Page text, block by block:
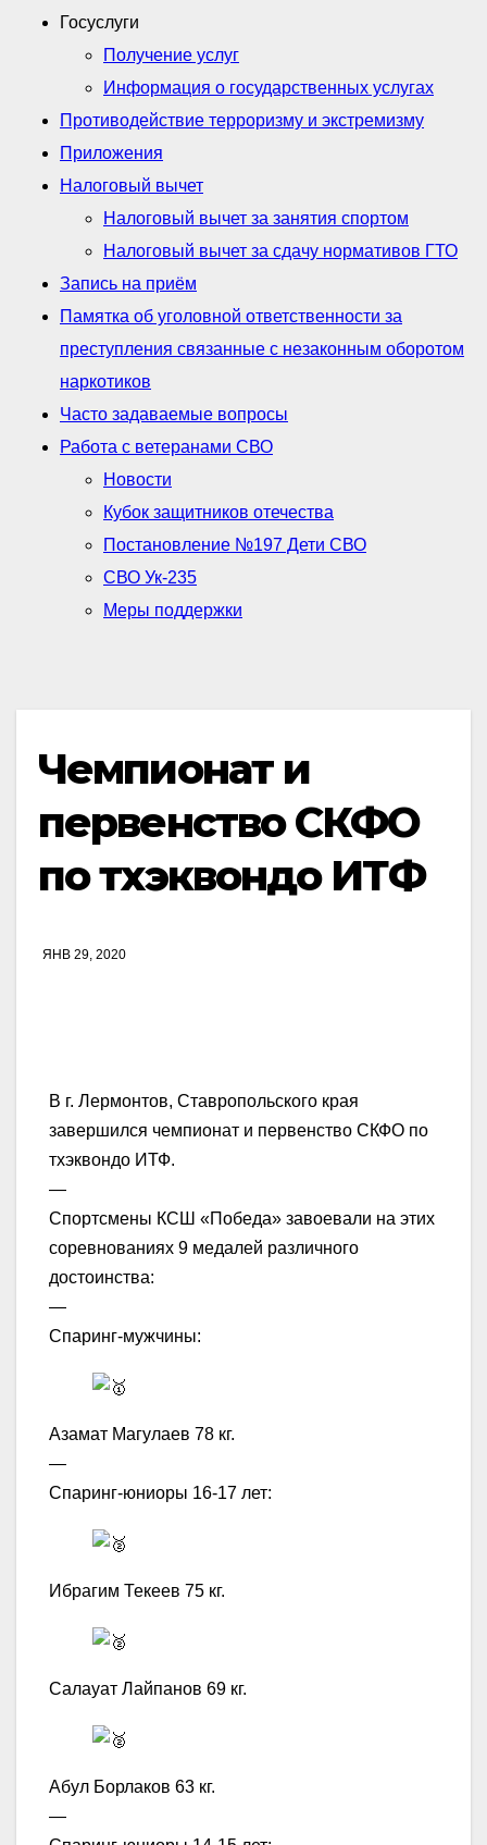
Госуслуги
Получение услуг
Информация о государственных услугах
Противодействие терроризму и экстремизму
Приложения
Налоговый вычет
Налоговый вычет за занятия спортом
Налоговый вычет за сдачу нормативов ГТО
Запись на приём
Памятка об уголовной ответственности за
преступления связанные с незаконным оборотом
наркотиков
Часто задаваемые вопросы
Работа с ветеранами СВО
Новости
Кубок защитников отечества
Постановление №197 Дети СВО
СВО Ук-235
Меры поддержки
Чемпионат и
первенство СКФО
по тхэквондо ИТФ
ЯНВ 29, 2020
В г. Лермонтов, Ставропольского края
завершился чемпионат и первенство СКФО по
тхэквондо ИТФ.
—
Спортсмены КСШ «Победа» завоевали на этих
соревнованиях 9 медалей различного
достоинства:
—
Спаринг-мужчины:
Азамат Магулаев 78 кг.
—
Спаринг-юниоры 16-17 лет:
Ибрагим Текеев 75 кг.
Салауат Лайпанов 69 кг.
Абул Борлаков 63 кг.
—